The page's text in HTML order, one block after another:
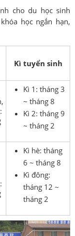
cho du học sinh
học ngắn hạn,
Kì tuyển sinh
Kì 1: tháng 3
~ tháng 8
Kì 2: tháng 9
~ tháng 2
Kì hè: tháng
6 ~ tháng 8
Kì đông:
tháng 12 ~
tháng 2